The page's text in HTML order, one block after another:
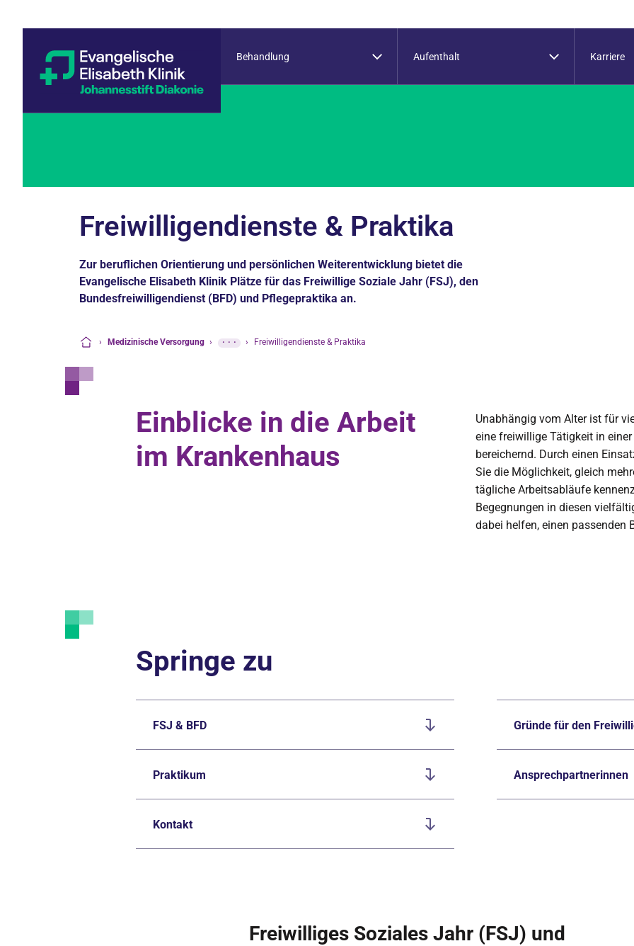
Behandlung Aufenthalt Karriere
Freiwilligendienste & Praktika
Zur beruflichen Orientierung und persönlichen Weiterentwicklung bietet die
Evangelische Elisabeth Klinik Plätze für das Freiwillige Soziale Jahr (FSJ), den
Bundesfreiwilligendienst (BFD) und Pflegepraktika an.
› Medizinische Versorgung › ··· › Freiwilligendienste & Praktika
Einblicke in die Arbeit
im Krankenhaus
Unabhängig vom Alter ist für
eine freiwillige Tätigkeit in
bereichernd. Durch einen
Sie die Möglichkeit, gleich
tägliche Arbeitsabläufe
Begegnungen in diesen
dabei helfen, einen passenden
Springe zu
FSJ & BFD Gründe für den
Praktikum Ansprechpartnerinnen
Kontakt
Freiwilliges Soziales Jahr (FSJ) und